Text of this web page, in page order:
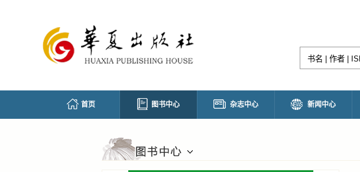
首页 图书中心 杂志中心 新闻中心